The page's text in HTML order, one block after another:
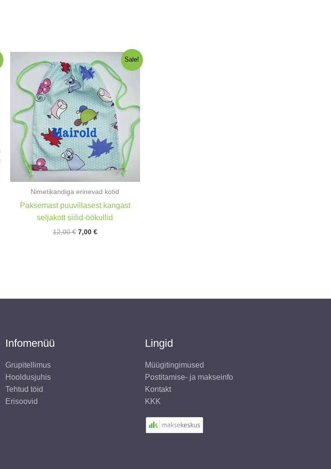
Sale!
Nimetikandiga erinevad kotid
Paksemast puuvillasest kangast
seljakott siilid-öökullid
12,00€ Algne
7,00 €Praegune
Infomenüü
Grupitellimus
Hooldusjuhis
Tehtud töid
Erisoovid
Lingid
Müügitingimused
Postitamise- ja makseinfo
Kontakt
KKK